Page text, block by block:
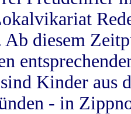
diesem
Kinder aus
- in